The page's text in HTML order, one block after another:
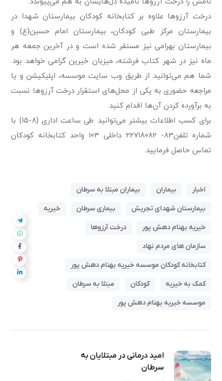
درخت آرزو‌ها علاوه بر کتابخانه کودکان بیمارستان شهدا در
بیمارستان‌ مرکز طبی کودکان، بیمارستان امام حسین(ع) و
بیمارستان بهرامی نیز مستقر شده است و در آخرین جمعه هر
ماه نیز در شهر کتاب فرشته، میزبان خیرین گرامی خواهد بود.
شما هم می‌توانید از طریق وب سایت موسسه، اپلیکیشن و یا
مراجعه حضوری به یکی از محل‌های استقرار درخت آرزو‌ها نسبت
به برآورده کردن آن‌ها اقدام کنید.
برای کسب اطلاعات بیشتر می‌توانید طی ساعت اداری (۸-۱۵) با
شماره تلفن۸۳- ۲۲۷۱۸۰۸۲ داخلی ۱۰۳ واحد کتابخانه کودکان
تماس حاصل فرمایید.
اخبار بیماران
بیماران مبتلا به سرطان
بیمارستان شهدای تجریش
بیماری سرطان
خیریه
خیریه بهنام دهش پور
درخت آرزوها
سازمان های مردم نهاد
کتابخانه کودکان موسسه خیریه بهنام دهش پور
کمک به خیریه
کودکان
مبتلا به سرطان
موسسه خیریه بهنام دهش پور
امید درمانی در مبتلایان به
سرطان